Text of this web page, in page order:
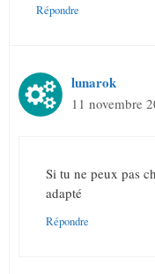
Répondre
lunarok
11 novembre
Si tu ne peux pas
adapté
Répondre